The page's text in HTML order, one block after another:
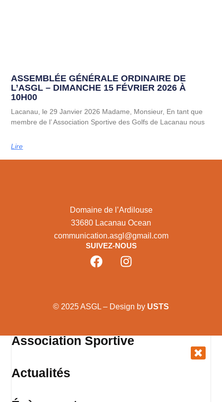
ASSEMBLÉE GÉNÉRALE ORDINAIRE DE
L’ASGL – DIMANCHE 15 FÉVRIER 2026 À
10H00
Lacanau, le 29 Janvier 2026 Madame, Monsieur, En tant que
membre de l’ Association Sportive des Golfs de Lacanau nous
Lire
Domaine de l’Ardilouse
33680 Lacanau Ocean
communication.asgl@gmail.com
SUIVEZ-NOUS
© 2025 ASGL – Design by USTS
Association Sportive
Actualités